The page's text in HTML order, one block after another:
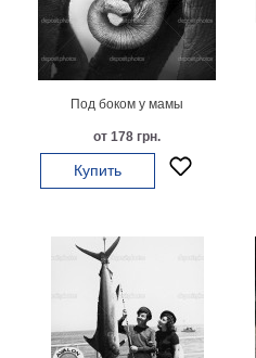
Под боком у мамы
от 178 грн.
Купить